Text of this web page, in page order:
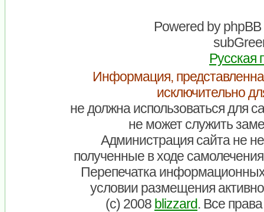
Powered byphpBB
Русская
Информация,
исключительно
не должна использоваться для
не может служить
Администрация сайта не
полученные в ходе
Перепечатка
условии размещения
(c) 2008 blizzard. Все